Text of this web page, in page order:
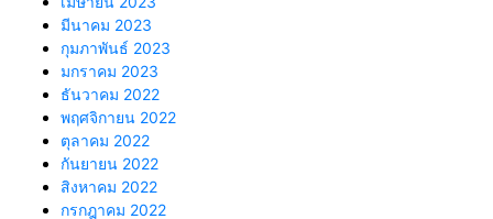
มีนาคม 2023
กุมภาพันธ์ 2023
มกราคม 2023
ธันวาคม 2022
พฤศจิกายน 2022
ตุลาคม 2022
กันยายน 2022
สิงหาคม 2022
กรกฎาคม 2022